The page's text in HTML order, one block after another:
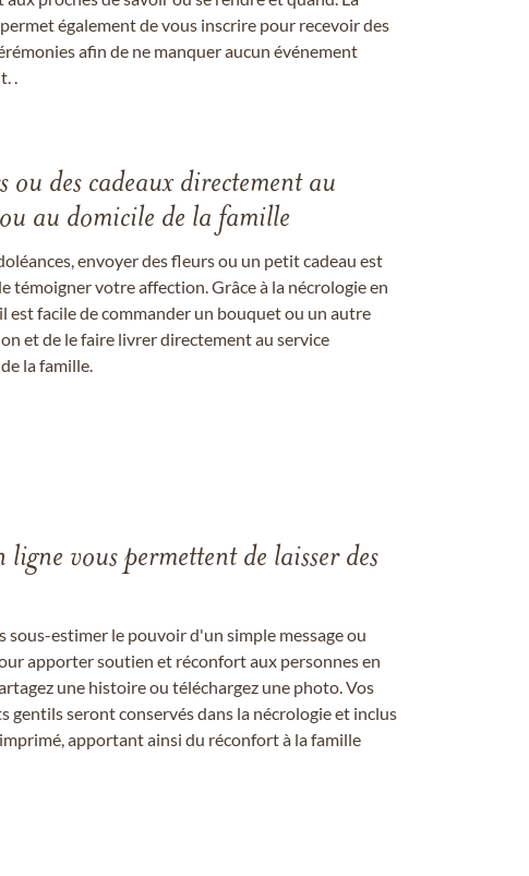
également de vous inscrire pour recevoir des
afin de ne manquer aucun événement
.
ou des cadeaux directement au
au domicile de la famille
envoyer des fleurs ou un petit cadeau est
témoigner votre affection. Grâce à la nécrologie en
est facile de commander un bouquet ou un autre
et de le faire livrer directement au service
la famille.
ligne vous permettent de laisser des
sous-estimer le pouvoir d'un simple message ou
apporter soutien et réconfort aux personnes en
une histoire ou téléchargez une photo. Vos
gentils seront conservés dans la nécrologie et inclus
apportant ainsi du réconfort à la famille